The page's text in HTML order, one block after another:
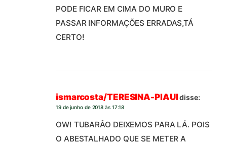
PODE FICAR EM CIMA DO MURO E
PASSAR INFORMAÇÕES ERRADAS,TÁ
CERTO!
ismarcosta/TERESINA-PIAUIdisse:
19 de junho de 2018 às 17:18
OW! TUBARÂO DEIXEMOS PARA LÁ. POIS
O ABESTALHADO QUE SE METER A